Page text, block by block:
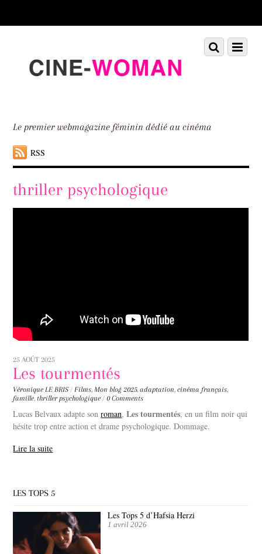
down
Le premier webmagazine féminin dédié au cinéma
RSS
Menu
Scroll
down
thriller psychologique
25 AOÛT 2025
Les tourmentés
Véronique LE BRIS / Films,Mon blog 2025,adaptation,cinéma français,
famille, thriller psychologique / 0 Comments
Lucas Belvaux adapte sonroman,Les tourmentés, en un film noir qui
hésite trop entre action et drame psychologique. Dommage.
Lire la suite
LES TOPS 5
Les Tops 5 d’Hafsia Herzi
1 avril 2026